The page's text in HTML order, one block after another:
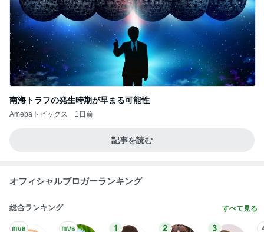
南海トラフの発生時期が早まる可能性
Amebaトピックス 1日前
記事を読む
オフィシャルブロガーランキング
総合ランキング すべて見る
1 2 3